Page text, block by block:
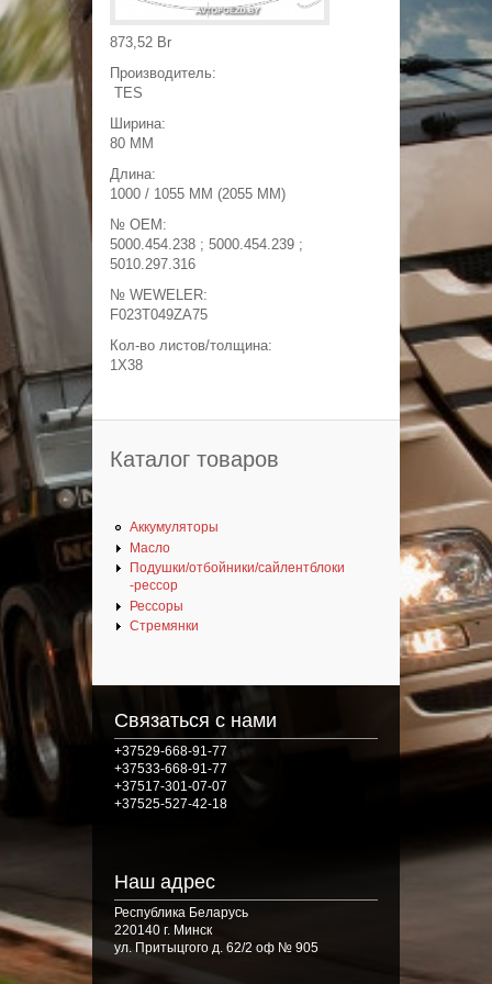
Появилась возможность
продажи листов рессоры
СКИДКА НА ВСЮ ПРОДУКЦИЮ!
Специальная СКИДКА для друзей
зарегистрированных в нашей группе 3%
четверг, июня 28, 2018 - 22:50
873,52 Br
Производитель:
TES
Ширина:
80 MM
Длина:
1000 / 1055 MM (2055 MM)
№ OEM:
5000.454.238 ; 5000.454.239 ;
5010.297.316
№ WEWELER:
F023T049ZA75
Кол-во листов/толщина:
1X38
Каталог товаров
Аккумуляторы
Масло
Подушки/отбойники/сайлентблоки
-рессор
Рессоры
Стремянки
Связаться с нами
+37529-668-91-77
+37533-668-91-77
+37517-301-07-07
+37525-527-42-18
Наш адрес
Республика Беларусь
220140 г. Минск
ул. Притыцгого д. 62/2 оф № 905